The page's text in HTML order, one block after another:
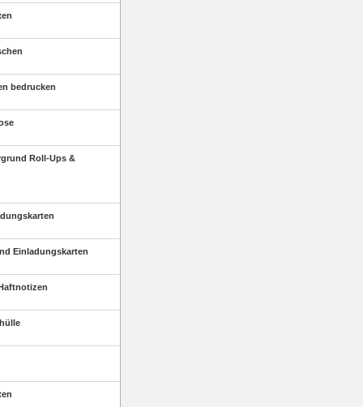
bedrucken
Roll-Ups &
Einladungskarten